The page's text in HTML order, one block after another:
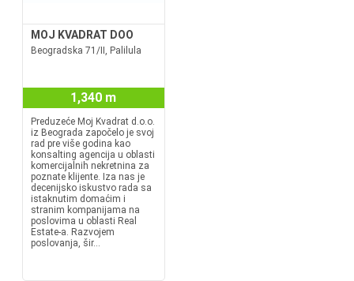
MOJ KVADRAT DOO
Beogradska 71/II, Palilula
1,340 m
Preduzeće Moj Kvadrat d.o.o.
iz Beograda započelo je svoj
rad pre više godina kao
konsalting agencija u oblasti
komercijalnih nekretnina za
poznate klijente. Iza nas je
decenijsko iskustvo rada sa
istaknutim domaćim i
stranim kompanijama na
poslovima u oblasti Real
Estate-a. Razvojem
poslovanja, šir...